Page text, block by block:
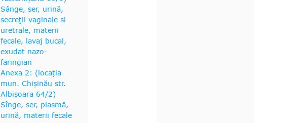
Sânge, ser, urină,
secreţii vaginale si
uretrale, materii
fecale, lavaj bucal,
exudat nazo-
faringian
Anexa 2: (locația
mun. Chișinău str.
Albișoara 64/2)
Sînge, ser, plasmă,
urină, materii fecale